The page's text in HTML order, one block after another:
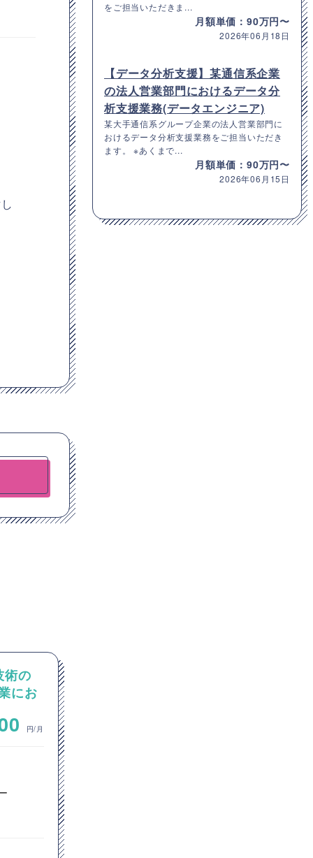
の
にお
円/月
をご担当いただきま...
月額単価：90万円〜
2026年06月18日
【データ分析支援】某通信系企業
の法人営業部門におけるデータ分
析支援業務(データエンジニア)
某大手通信系グループ企業の法人営業部門に
おけるデータ分析支援業務をご担当いただき
ます。 ※あくまで...
月額単価：90万円〜
2026年06月15日